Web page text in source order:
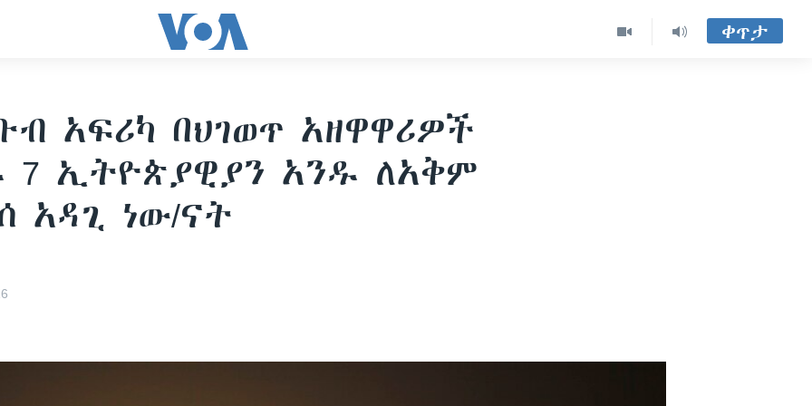
ቀጥታ
አፍሪካ በህገወጥ አዘዋዋሪዎች
7 ኢትዮጵያዊያን አንዱ ለአቅም
አዳጊ ነው/ናት